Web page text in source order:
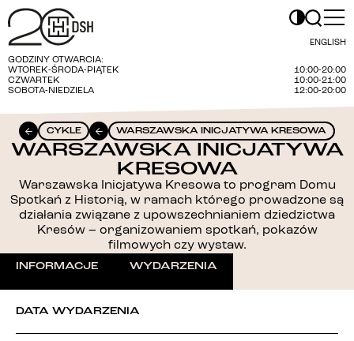
ENGLISH
GODZINY OTWARCIA:
WTOREK-ŚRODA-PIĄTEK
10:00-20:00
CZWARTEK
10:00-21:00
SOBOTA-NIEDZIELA
12:00-20:00
CYKLE WARSZAWSKA INICJATYWA KRESOWA
WARSZAWSKA INICJATYWA
KRESOWA
Warszawska Inicjatywa Kresowa to program Domu
Spotkań z Historią, w ramach którego prowadzone są
działania związane z upowszechnianiem dziedzictwa
Kresów – organizowaniem spotkań, pokazów
filmowych czy wystaw.
INFORMACJE
WYDARZENIA
DATA WYDARZENIA